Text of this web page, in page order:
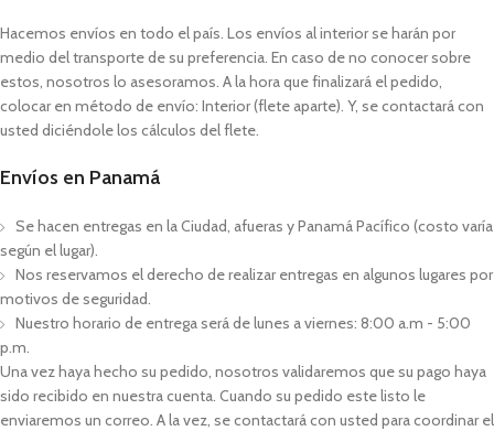
Hacemos envíos en todo el país. Los envíos al interior se harán por
medio del transporte de su preferencia. En caso de no conocer sobre
estos, nosotros lo asesoramos. A la hora que finalizará el pedido,
colocar en método de envío: Interior (flete aparte). Y, se contactará con
usted diciéndole los cálculos del flete.
Envíos en Panamá
Se hacen entregas en la Ciudad, afueras y Panamá Pacífico (costo varía
según el lugar).
Nos reservamos el derecho de realizar entregas en algunos lugares por
motivos de seguridad.
Nuestro horario de entrega será de lunes a viernes: 8:00 a.m - 5:00
p.m.
Una vez haya hecho su pedido, nosotros validaremos que su pago haya
sido recibido en nuestra cuenta. Cuando su pedido este listo le
enviaremos un correo. A la vez, se contactará con usted para coordinar el